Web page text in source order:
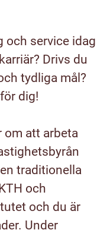
och service idag
Drivs du
tydliga mål?
dig!
om att arbeta
traditionella
och
och du är
Under